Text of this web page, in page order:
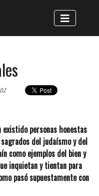
existido personas honestas
del judaísmo y del
como ejemplos del bien y
inquietan y tientan para
pasó supuestamente con